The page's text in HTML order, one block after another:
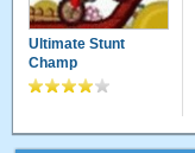
Ultimate Stunt
Champ